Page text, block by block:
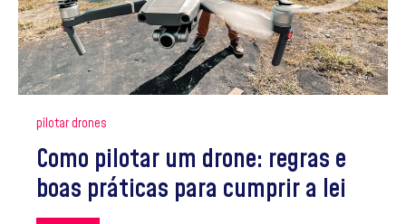
pilotar drones
Como pilotar um drone: regras e
boas práticas para cumprir a lei